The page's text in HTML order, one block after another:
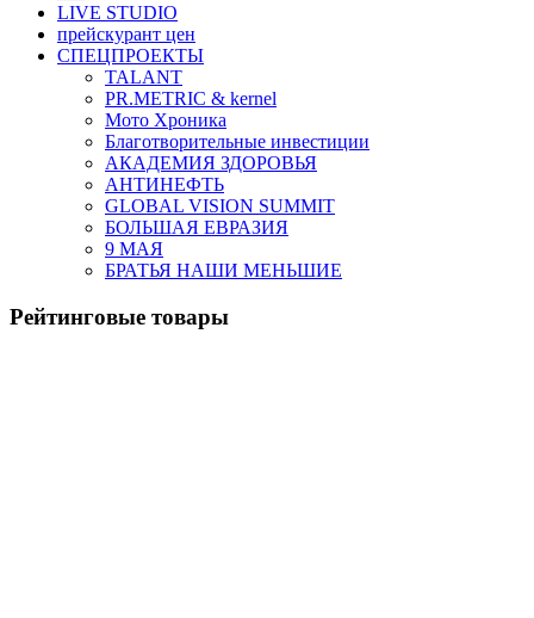
LIVE STUDIO
прейскурант цен
СПЕЦПРОЕКТЫ
TALANT
PR.METRIC & kernel
Мото Хроника
Благотворительные инвестиции
АКАДЕМИЯ ЗДОРОВЬЯ
АНТИНЕФТЬ
GLOBAL VISION SUMMIT
БОЛЬШАЯ ЕВРАЗИЯ
9 МАЯ
БРАТЬЯ НАШИ МЕНЬШИЕ
Рейтинговые товары